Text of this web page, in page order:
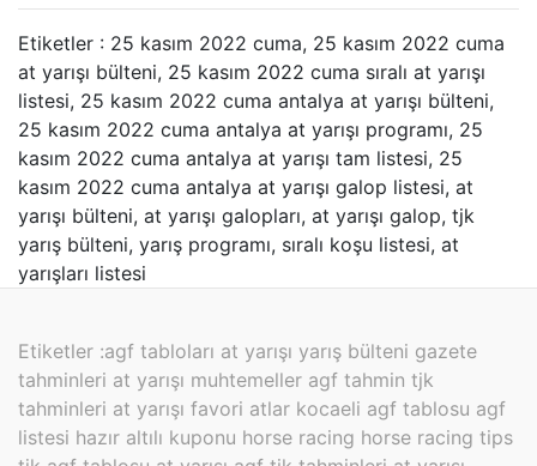
Etiketler : 25 kasım 2022 cuma, 25 kasım 2022 cuma
at yarışı bülteni, 25 kasım 2022 cuma sıralı at yarışı
listesi, 25 kasım 2022 cuma antalya at yarışı bülteni,
25 kasım 2022 cuma antalya at yarışı programı, 25
kasım 2022 cuma antalya at yarışı tam listesi, 25
kasım 2022 cuma antalya at yarışı galop listesi, at
yarışı bülteni, at yarışı galopları, at yarışı galop, tjk
yarış bülteni, yarış programı, sıralı koşu listesi, at
yarışları listesi
Etiketler :agf tabloları at yarışı yarış bülteni gazete
tahminleri at yarışı muhtemeller agf tahmin tjk
tahminleri at yarışı favori atlar kocaeli agf tablosu agf
listesi hazır altılı kuponu horse racing horse racing tips